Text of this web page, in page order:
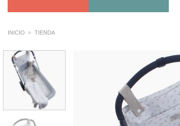
INICIO » TIENDA